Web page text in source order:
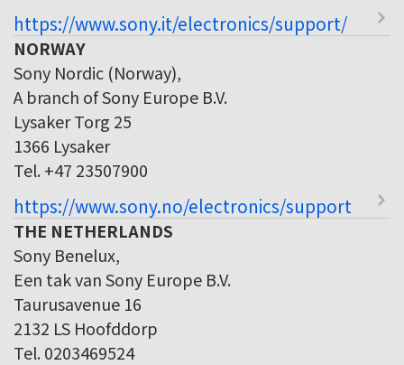
https://www.sony.it/electronics/support/
NORWAY
Sony Nordic (Norway),
A branch of Sony Europe B.V.
Lysaker Torg 25
1366 Lysaker
Tel. +47 23507900
https://www.sony.no/electronics/support
THE NETHERLANDS
Sony Benelux,
Een tak van Sony Europe B.V.
Taurusavenue 16
2132 LS Hoofddorp
Tel. 0203469524